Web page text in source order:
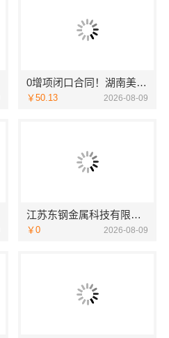
0增项闭口合同！湖南美学筑家建材有限公司局部改造更省心
￥50.13 2026-08-09
江苏东钢金属科技有限公司全屋不锈钢定制生产基地兴化
￥0 2026-08-09